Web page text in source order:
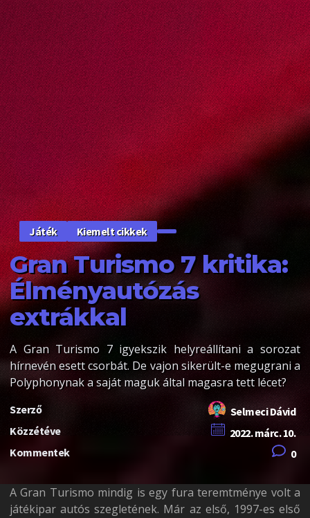
Játék Kiemelt cikkek
Gran Turismo 7 kritika:
Élményautózás
extrákkal
A Gran Turismo 7 igyekszik helyreállítani a sorozat
hírnevén esett csorbát. De vajon sikerült-e megugrani a
Polyphonynak a saját maguk által magasra tett lécet?
Szerző
Selmeci Dávid
Közzétéve
2022. márc. 10.
Kommentek
0
A Gran Turismo mindig is egy fura teremtménye volt a
játékipar autós szegletének. Már az első, 1997-es első